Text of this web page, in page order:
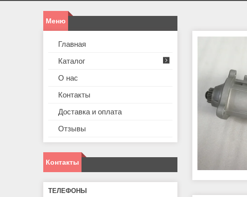
Главная
Каталог
О нас
Контакты
Доставка и оплата
Отзывы
Контакты